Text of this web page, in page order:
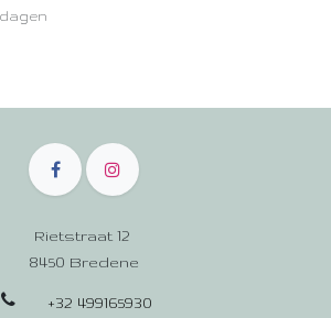
Rietstraat 12
8450 Bredene
+32 499165930